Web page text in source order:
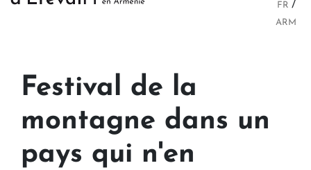
FR
ARM
Festival de la
montagne dans un
pays qui n'en